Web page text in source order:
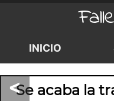
INICIO
<Se acaba la